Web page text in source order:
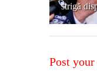
strigă
Post